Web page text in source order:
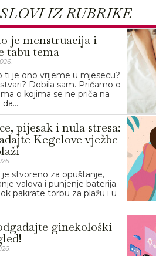
IZ RUBRIKE
je menstruacija i
tabu tema
ti je ono vrijeme u mjesecu?
Dobila sam. Pričamo o
o kojima se ne priča na
pijesak i nula stresa:
Kegelove vježbe
je stvoreno za opuštanje,
valova i punjenje baterija.
pakirate torbu za plažu i u
ginekološki